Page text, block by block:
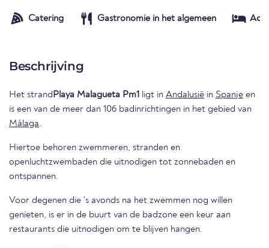
Catering Gastronomie in het algemeen
Beschrijving
Het strand Playa Malagueta Pm1 ligt in Andalusië in Spanje en
is een van de meer dan 106 badinrichtingen in het gebied van
Málaga.
Hiertoe behoren zwemmeren, stranden en
openluchtzwembaden die uitnodigen tot zonnebaden en
ontspannen.
Voor degenen die 's avonds na het zwemmen nog willen
genieten, is er in de buurt van de badzone een keur aan
restaurants die uitnodigen om te blijven hangen.